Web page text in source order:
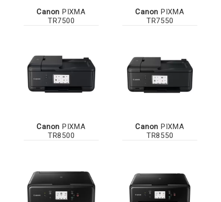
Canon PIXMA
TR7500
Canon PIXMA
TR7550
Canon PIXMA
TR8500
Canon PIXMA
TR8550